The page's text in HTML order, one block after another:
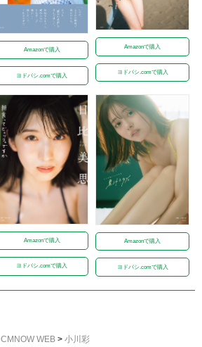
Amazonで購入
ヨドバシ.comで購入
Amazonで購入
ヨドバシ.comで購入
Amazonで購入
ヨドバシ.comで購入
Amazonで購入
ヨドバシ.comで購入
CMNOW WEB> 小川彩